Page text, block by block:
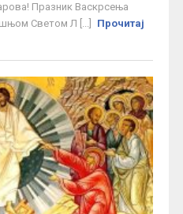
Празник Васкрсења
Светом Л [...]
Прочитај